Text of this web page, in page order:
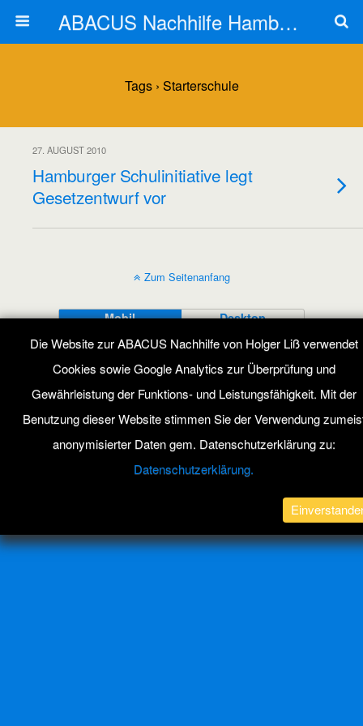
ABACUS Nachhilfe Hamburg
Tags › Starterschule
27. AUGUST 2010
Hamburger Schulinitiative legt
Gesetzentwurf vor
Zum Seitenanfang
Mobil Desktop
Die Website zur ABACUS Nachhilfe von Holger Liß verwendet
Cookies sowie Google Analytics zur Überprüfung und
Gewährleistung der Funktions- und Leistungsfähigkeit. Mit der
Benutzung dieser Website stimmen Sie der Verwendung
anonymisierter Daten gem. Datenschutzerklärung zu:
Datenschutzerklärung.